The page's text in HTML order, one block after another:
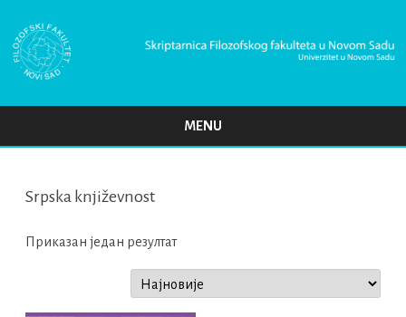
MENU
Srpska književnost
Приказан један резултат